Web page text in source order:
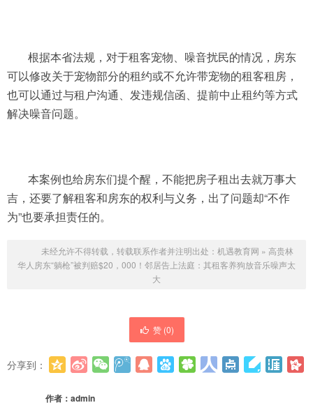
根据本省法规，对于租客宠物、噪音扰民的情况，房东
可以修改关于宠物部分的租约或不允许带宠物的租客租房，
也可以通过与租户沟通、发违规信函、提前中止租约等方式
解决噪音问题。
本案例也给房东们提个醒，不能把房子租出去就万事大
吉，还要了解租客和房东的权利与义务，出了问题却“不作
为”也要承担责任的。
未经允许不得转载，转载联系作者并注明出处： 机遇教育网 » 高贵林
华人房东“躺枪”被判赔$20，000！邻居告上法庭：其租客养狗放音乐噪声太
大
赞 (0)
分享到：
作者： admin